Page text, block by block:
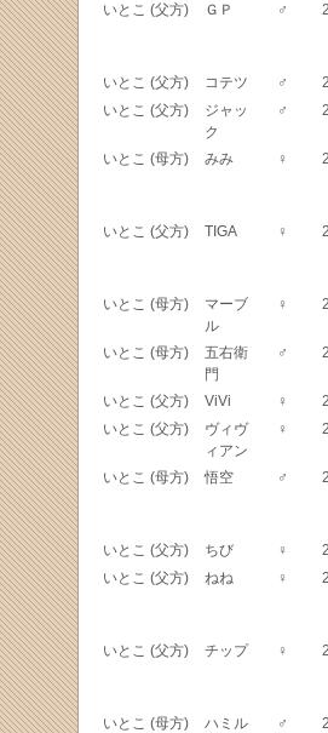
いとこ (父方) ＧＰ ♂
いとこ (父方) コテツ ♂
いとこ (父方)
ジャッ
ク
♂
いとこ (母方) みみ ♀
いとこ (父方) TIGA ♀
いとこ (母方)
マーブ
ル
♀
いとこ (母方)
五右衛
門
♂
いとこ (父方) ViVi ♀
いとこ (父方)
ヴィヴ
ィアン
♀
いとこ (母方) 悟空 ♂
いとこ (父方) ちび ♀
いとこ (父方) ねね ♀
いとこ (父方) チップ ♀
いとこ (母方) ハミル ♂